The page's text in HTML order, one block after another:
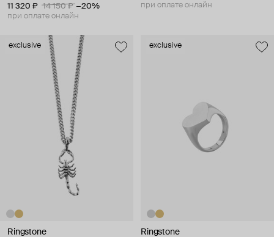
11 320 ₽
14 150 ₽ −20%
при оплате онлайн
при оплате онлайн
exclusive
Ringstone
exclusive
Ringstone